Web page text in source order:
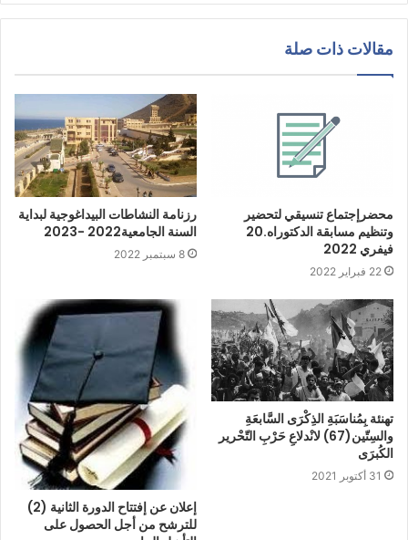
مقالات ذات صلة
محضرإجتماع تنسيقي لتحضير
وتنظيم مسابقة الدكتوراه.20
فيفري 2022
22 فبراير 2022
رزنامة النشاطات البيداغوجية لبداية
السنة الجامعية2022 -2023
8 سبتمبر 2022
تهنئة بِمُناسَبَةِ الذِكْرَى السَّابعَةِ
والسِتّين(67) لانْدلاعِ حَرْبِ التّحْرير
الكُبرَى
31 أكتوبر 2021
إعلان عن إفتتاح الدورة الثانية (2)
للترشح من أجل الحصول على